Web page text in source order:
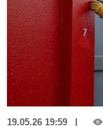
19.05.26 19:59